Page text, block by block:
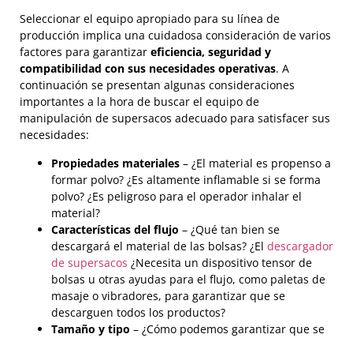
Seleccionar el equipo apropiado para su línea de
producción implica una cuidadosa consideración de varios
factores para garantizar eficiencia, seguridad y
compatibilidad con sus necesidades operativas. A
continuación se presentan algunas consideraciones
importantes a la hora de buscar el equipo de
manipulación de supersacos adecuado para satisfacer sus
necesidades:
Propiedades materiales – ¿El material es propenso a
formar polvo? ¿Es altamente inflamable si se forma
polvo? ¿Es peligroso para el operador inhalar el
material?
Características del flujo – ¿Qué tan bien se
descargará el material de las bolsas? ¿El descargador
de supersacos ¿Necesita un dispositivo tensor de
bolsas u otras ayudas para el flujo, como paletas de
masaje o vibradores, para garantizar que se
descarguen todos los productos?
Tamaño y tipo – ¿Cómo podemos garantizar que se